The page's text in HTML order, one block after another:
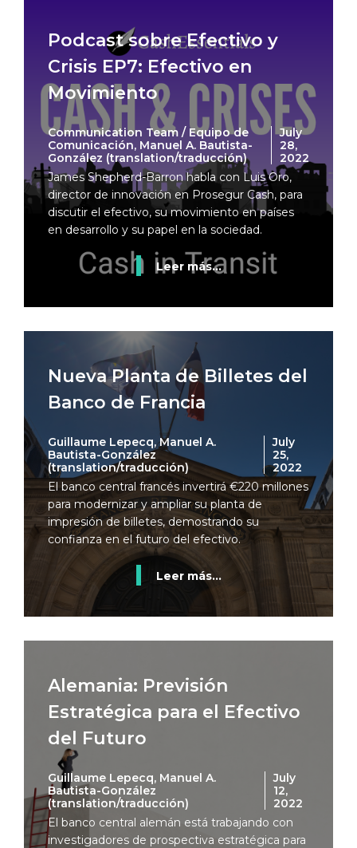
Podcast sobre Efectivo y
Crisis EP7: Efectivo en
Movimiento
Communication Team / Equipo de
Comunicación, Manuel A. Bautista-
González (translation/traducción)
July
28,
2022
James Shepherd-Barron habla con Luis Oro,
director de innovación en Prosegur Cash, para
discutir el efectivo, su movimiento en países
en desarrollo y su papel en la sociedad.
Leer más...
Nueva Planta de Billetes del
Banco de Francia
Guillaume Lepecq, Manuel A.
Bautista-González
(translation/traducción)
July
25,
2022
El banco central francés invertirá €220 millones
para modernizar y ampliar su planta de
impresión de billetes, demostrando su
confianza en el futuro del efectivo.
Leer más...
Alemania: Previsión
Estratégica para el Efectivo
del Futuro
Guillaume Lepecq, Manuel A.
Bautista-González
(translation/traducción)
July
12,
2022
El banco central alemán está trabajando con
investigadores de prospectiva estratégica para